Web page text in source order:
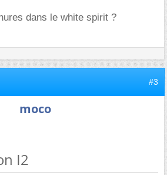
dans le white spirit ?
#3
moco
I2